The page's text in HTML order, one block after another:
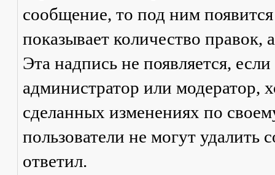
сообщение, то под ним
показывает количество правок,
Эта надпись не появляется,
администратор или модератор,
сделанных изменениях по
пользователи не могут удалить
ответил.